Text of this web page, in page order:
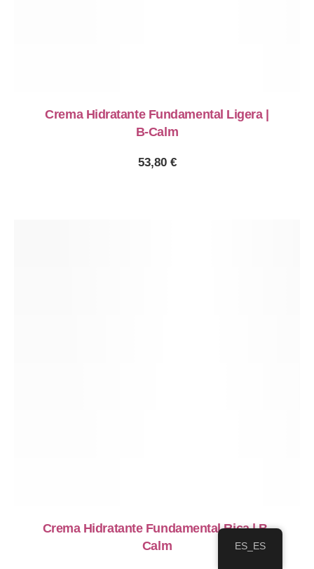
Crema Hidratante Fundamental Ligera |
B-Calm
53,80 €
Crema Hidratante Fundamental Rica | B-
Calm
ES_ES